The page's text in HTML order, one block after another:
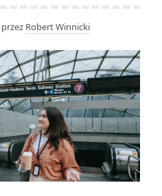
przez Robert Winnicki